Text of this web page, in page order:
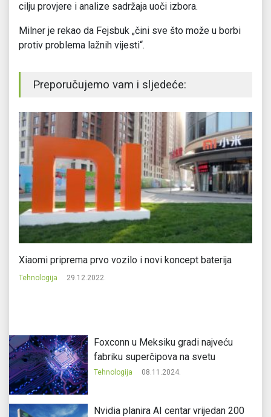
cilju provjere i analize sadržaja uoči izbora.
Milner je rekao da Fejsbuk „čini sve što može u borbi
protiv problema lažnih vijesti“.
Preporučujemo vam i sljedeće:
Xiaomi priprema prvo vozilo i novi koncept baterija
Tehnologija 29.12.2022.
Foxconn u Meksiku gradi najveću
fabriku superčipova na svetu
Tehnologija 08.11.2024.
Nvidia planira AI centar vrijedan 200